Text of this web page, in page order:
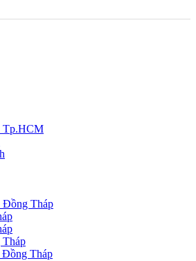
Tp.HCM
Đồng Tháp
Tháp
Đồng Tháp